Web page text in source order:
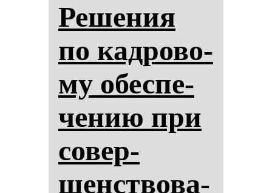
Ре­ше­ния
по кад­ро­во­
му обес­пе­
че­нию при
со­вер­
шенство­ва­